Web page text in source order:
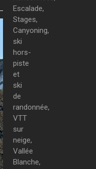
Escalade,
Stages,
Canyoning,
ski
hors-
piste
et
ski
de
randonnée,
VTT
sur
neige,
Vallée
Blanche,